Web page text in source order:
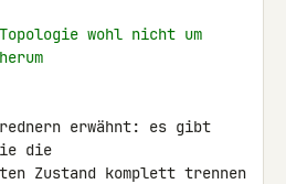
wohl nicht um
erwähnt: es gibt
die
Zustand komplett trennen